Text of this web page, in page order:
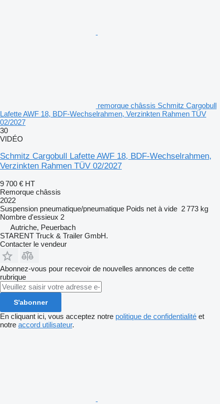
remorque châssis Schmitz Cargobull
Lafette AWF 18, BDF-Wechselrahmen, Verzinkten Rahmen TÜV
02/2027
30
VIDÉO
Schmitz Cargobull Lafette AWF 18, BDF-Wechselrahmen,
Verzinkten Rahmen TÜV 02/2027
9 700 € HT
Remorque châssis
2022
Suspension pneumatique/pneumatique Poids net à vide 2 773 kg
Nombre d'essieux 2
Autriche, Peuerbach
STARENT Truck & Trailer GmbH.
Contacter le vendeur
Abonnez-vous pour recevoir de nouvelles annonces de cette
rubrique
S'abonner
En cliquant ici, vous acceptez notre politique de confidentialité et
notre accord utilisateur.